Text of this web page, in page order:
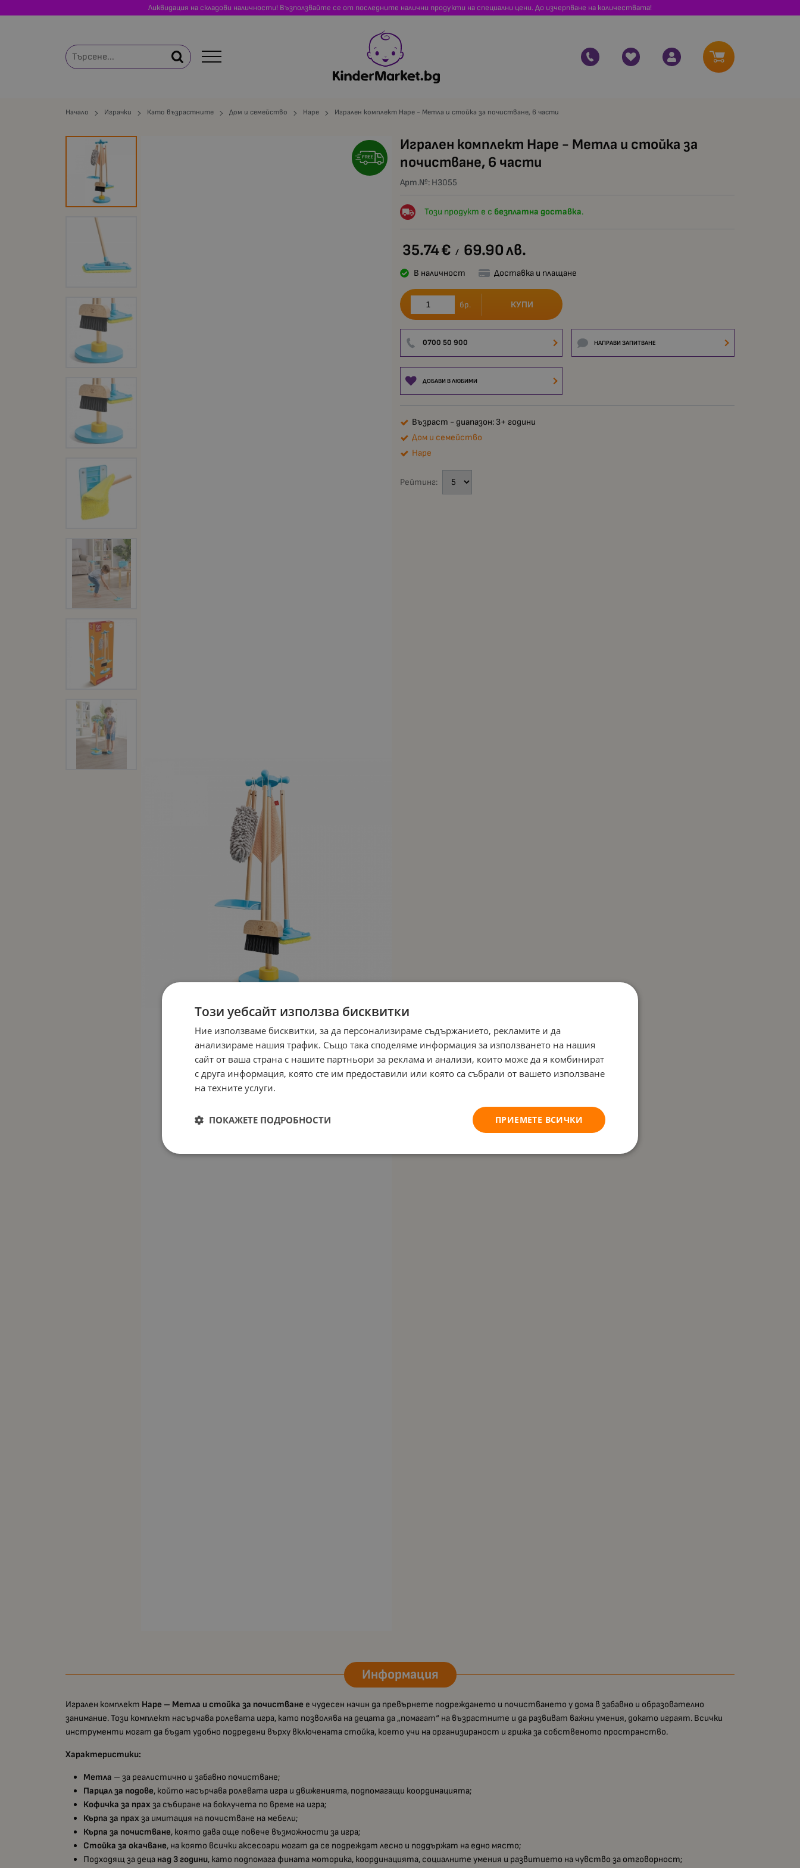
Ликвидация на складови наличности! Възползвайте се от последните налични продукти на специални цени. До изчерпване на количествата!
Начало Играчки Като възрастните Дом и семейство Hape Игрален комплект Hape - Метла и стойка за почистване, 6 части
Игрален комплект Hape - Метла и стойка за
почистване, 6 части
Арт.№: H3055
Този продукт е с безплатна доставка.
35.74€ / 69.90лв.
В наличност Доставка и плащане
бр. КУПИ
0700 50 900 НАПРАВИ ЗАПИТВАНЕ
ДОБАВИ В ЛЮБИМИ
Възраст - диапазон: 3+ години
Дом и семейство
Hape
Рейтинг:
Информация
Игрален комплект Hape – Метла и стойка за почистване е чудесен начин да превърнете подреждането и почистването у дома в забавно и образователно
занимание. Този комплект насърчава ролевата игра, като позволява на децата да „помагат“ на възрастните и да развиват важни умения, докато играят. Всички
инструменти могат да бъдат удобно подредени върху включената стойка, което учи на организираност и грижа за собственото пространство.
Характеристики:
Метла – за реалистично и забавно почистване;
Парцал за подове, който насърчава ролевата игра и движенията, подпомагащи координацията;
Кофичка за прахза събиране на боклучета по време на игра;
Кърпа за прахза имитация на почистване на мебели;
Кърпа за почистване, която дава още повече възможности за игра;
Стойка за окачване, на която всички аксесоари могат да се подреждат лесно и поддържат на едно място;
Подходящ за деца над 3 години, като подпомага фината моторика, координацията, социалните умения и развитието на чувство за отговорност;
Този уебсайт използва бисквитки
Ние използваме бисквитки, за да персонализираме съдържанието, рекламите и да
анализираме нашия трафик. Също така споделяме информация за използването на нашия
сайт от ваша страна с нашите партньори за реклама и анализи, които може да я комбинират
с друга информация, която сте им предоставили или която са събрали от вашето използване
на техните услуги.
ПРИЕМЕТЕ ВСИЧКИ
ПОКАЖЕТЕ ПОДРОБНОСТИ